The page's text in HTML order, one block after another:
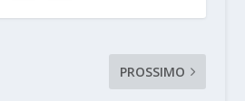
PROSSIMO